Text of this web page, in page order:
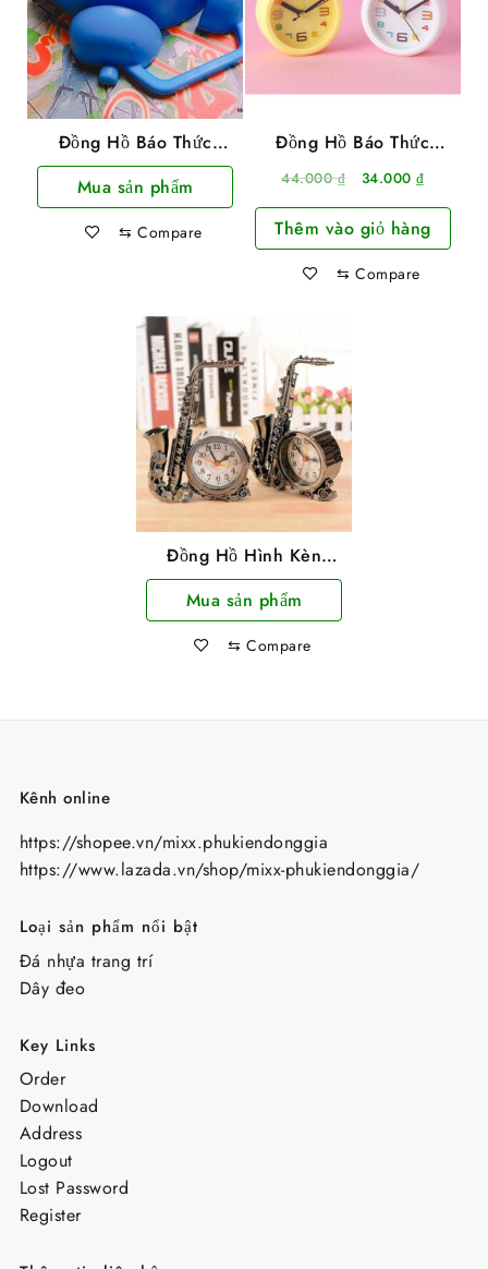
Đồng Hồ Báo Thức
Hình Doremon
Mua sản phẩm
⇆ Compare
Đồng Hồ Báo Thức
Hình Mèo Thần Tài May
Mắn
44.000₫
Giá
là:
44.000 ₫.
34.000₫Giá
tại
là:
Thêm vào giỏ hàng
⇆ Compare
Đồng Hồ Hình Kèn
Saxophone
Mua sản phẩm
⇆ Compare
Kênh online
https://shopee.vn/mixx.phukiendonggia
https://www.lazada.vn/shop/mixx-phukiendonggia/
Loại sản phẩm nổi bật
Đá nhựa trang trí
Dây đeo
Key Links
Order
Download
Address
Logout
Lost Password
Register